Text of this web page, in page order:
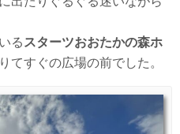
る スターツおおたかの森ホ
てすぐの広場の前でした。